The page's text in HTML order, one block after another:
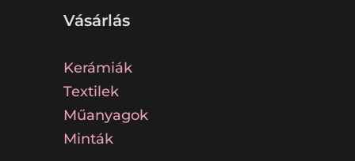
Vásárlás
Kerámiák
Textilek
Műanyagok
Minták